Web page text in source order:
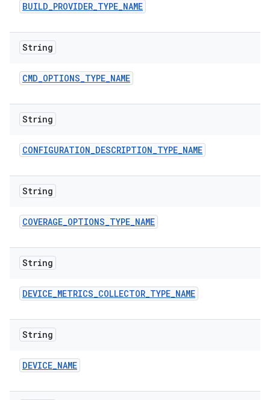
BUILD_PROVIDER_TYPE_NAME
String
CMD_OPTIONS_TYPE_NAME
String
CONFIGURATION_DESCRIPTION_TYPE_NAME
String
COVERAGE_OPTIONS_TYPE_NAME
String
DEVICE_METRICS_COLLECTOR_TYPE_NAME
String
DEVICE_NAME